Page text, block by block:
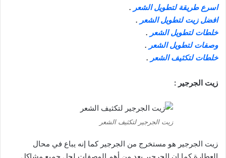
اسرع طريقة لتطويل الشعر .
افضل زيت لتطويل الشعر .
خلطات لتطويل الشعر .
وصفات لتطويل الشعر .
خلطات لتكثيف الشعر .
زيت الجرجير :
زيت الجرجير لتكثيف الشعر
زيت الجرجير هو مستخرج من الجرجير كما إنه يباع في محال
العطارة كما إن الجرجير يعد من أهم الوصفات لحل جميع مشاكل